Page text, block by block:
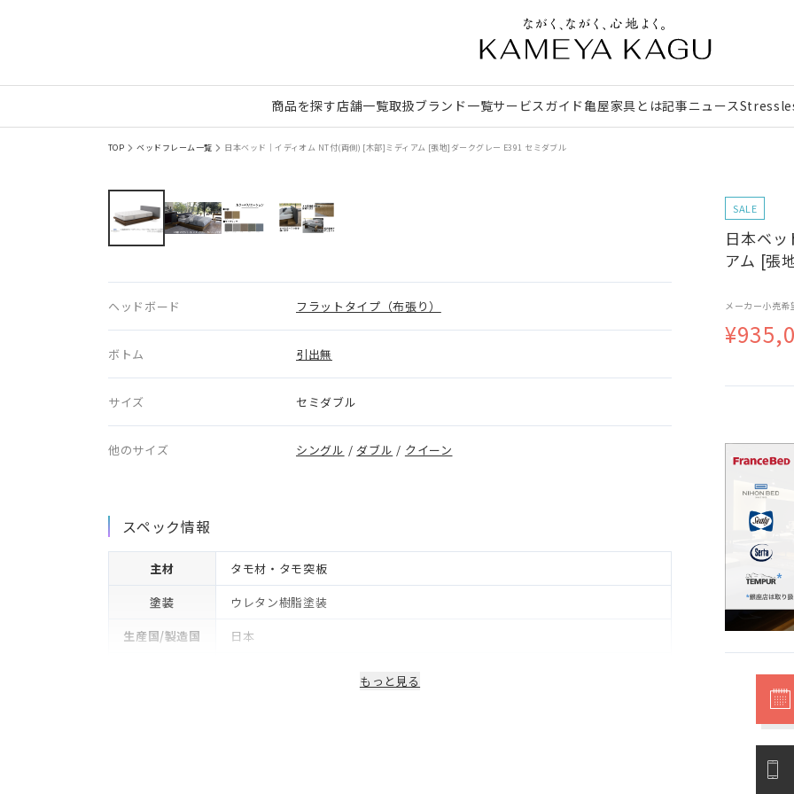
商品を探す店舗一覧取扱ブランド一覧サービスガイド亀屋家具とは記事ニュース
TOP ベッドフレーム一覧 日本ベッド｜イディオム NT付(両側) [木部]ミディアム [張地]ダークグレー E391 セミダブル
ヘッドボード フラットタイプ（布張り）
ボトム 引出無
サイズ セミダブル
他のサイズ シングル / ダブル / クイーン
スペック情報
主材
タモ材・タモ突板
塗装
ウレタン樹脂塗装
生産国/製造国
日本
もっと見る
SALE
日本ベ
アム [張
メーカー小売希